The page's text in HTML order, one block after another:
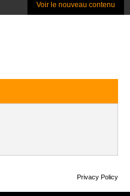
Voir le nouveau contenu
Privacy Policy